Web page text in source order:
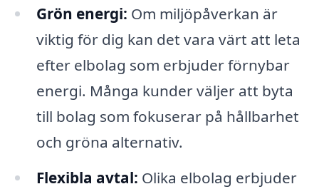
Grön energi: Om miljöpåverkan är
viktig för dig kan det vara värt att leta
efter elbolag som erbjuder förnybar
energi. Många kunder väljer att byta
till bolag som fokuserar på hållbarhet
och gröna alternativ.
Flexibla avtal: Olika elbolag erbjuder